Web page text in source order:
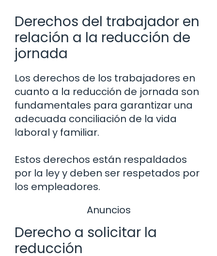
Derechos del trabajador en
relación a la reducción de
jornada
Los derechos de los trabajadores en
cuanto a la reducción de jornada son
fundamentales para garantizar una
adecuada conciliación de la vida
laboral y familiar.
Estos derechos están respaldados
por la ley y deben ser respetados por
los empleadores.
Anuncios
Derecho a solicitar la
reducción